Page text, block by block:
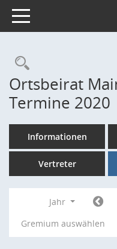
Toggle navigation
Ortsbeirat
Termine 2020
Informationen
Vertreter
Jahr
Gremium auswählen